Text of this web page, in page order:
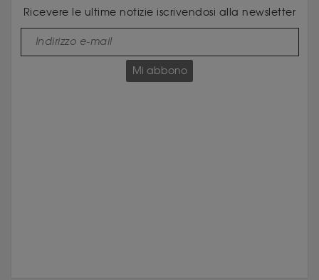
Ricevere le ultime notizie iscrivendosi alla newsletter
Mi abbono